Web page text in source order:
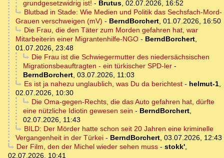
grundgesetzwidrig ist! - Brutus, 02.07.2026, 16:52
Blutbad in Stade: Wie Medien und Politik das Sechsfach-Mord-
Grauen verschweigen (mV) - BerndBorchert, 01.07.2026, 16:50
Die Frau, die den Täter zum Morden gefahren hat, war
Mitarbeiterin einer Migrantenhilfe-NGO - BerndBorchert,
01.07.2026, 23:48
Die Frau ist die Schwiegermutter des niedersächsischen
Migrationsbeauftragten - ein türkischer SPD-ler -
BerndBorchert, 03.07.2026, 11:03
Es ist ja nahezu unglaublich, was Du da berichtest- helmut-1,
02.07.2026, 10:30
Die Oma-gegen-Rechts, die das Auto gefahren hat, dürfte
eine nützliche Idiotin gewesen sein - BerndBorchert,
02.07.2026, 11:43
BILD: Der Mörder hatte schon seit 20 Jahren eine kriminelle
Vergangenheit in der Türkei - BerndBorchert, 03.07.2026, 12:43
Der Film, den der Michel wieder sehen muss- stokk',
02.07.2026, 10:41